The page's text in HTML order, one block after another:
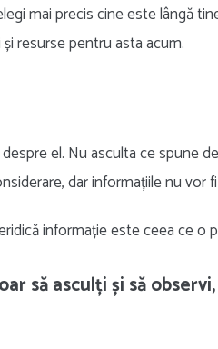
mai precis cine este lângă
resurse pentru asta acum.
el. Nu asculta ce spune
dar informațiile nu vor
informație este ceea ce o
să asculți și să